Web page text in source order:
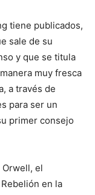
tiene publicados,
sale de su
y que se titula
muy fresca
a través de
para ser un
primer consejo
Orwell, el
en la